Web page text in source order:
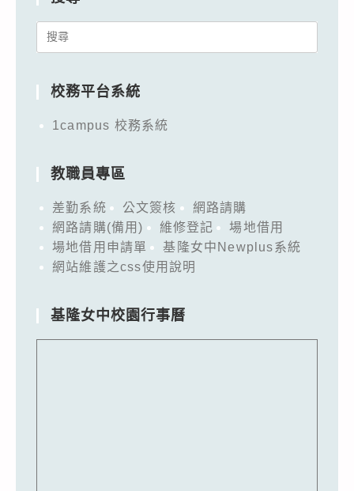
Search
校務平台系統
1campus 校務系統
教職員專區
差勤系統 公文簽核
網路請購
網路請購(備用)
維修登記
場地借用
場地借用申請單
基隆女中Newplus系統
網站維護之css使用說明
基隆女中校園行事曆